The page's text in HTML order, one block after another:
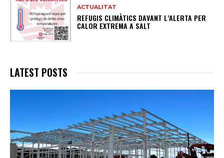
ACTUALITAT
REFUGIS CLIMÀTICS DAVANT L’ALERTA PER
CALOR EXTREMA A SALT
LATEST POSTS